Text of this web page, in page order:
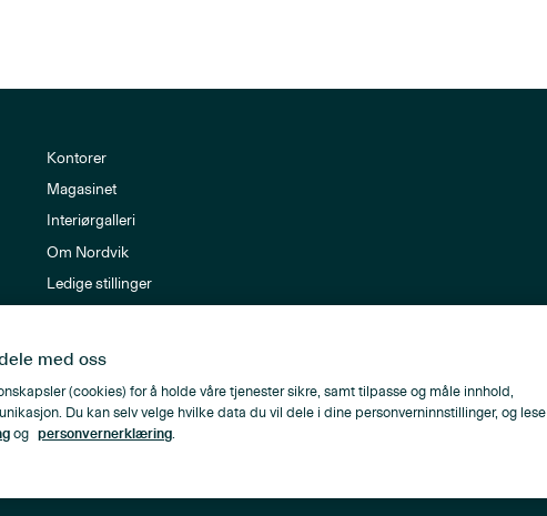
Kontorer
Magasinet
Interiørgalleri
Om Nordvik
Ledige stillinger
Personvern
med oss
(cookies) for å holde våre tjenester sikre, samt tilpasse og måle innhold,
Du kan selv velge hvilke data du vil dele i dine personverninnstillinger, og lese
og personvernerklæring.